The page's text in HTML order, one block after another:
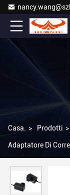
Casa. > Prodotti >
Adaptatore Di